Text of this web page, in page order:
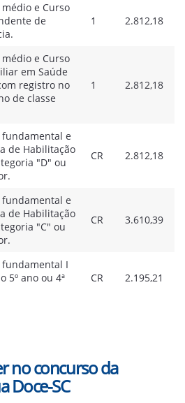
médio e Curso
de
1 2.812,18
médio e Curso
em Saúde
registro no
de classe
1 2.812,18
fundamental e
de Habilitação
"D" ou
CR 2.812,18
fundamental e
de Habilitação
"C" ou
CR 3.610,39
fundamental I
5º ano ou 4ª
CR 2.195,21
no concurso da
Doce-SC